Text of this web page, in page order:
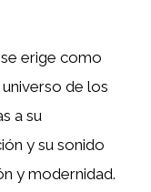
se erige como
de los
a su
y su sonido
y modernidad.